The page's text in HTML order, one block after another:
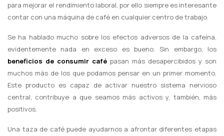
para mejorar el rendimiento laboral, por ello siempre es interesante
contar con una máquina de café en cualquier centro de trabajo.
Se ha hablado mucho sobre los efectos adversos de la cafeína,
evidentemente nada en exceso es bueno. Sin embargo, los
beneficios de consumir café pasan más desapercibidos y son
muchos más de los que podamos pensar en un primer momento.
Este producto es capaz de activar nuestro sistema nervioso
central, contribuye a que seamos más activos y, también, más
positivos.
Una taza de café puede ayudarnos a afrontar diferentes etapas